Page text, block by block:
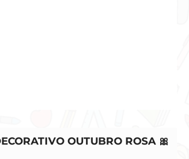
OUTUBRO ROSA 🎀